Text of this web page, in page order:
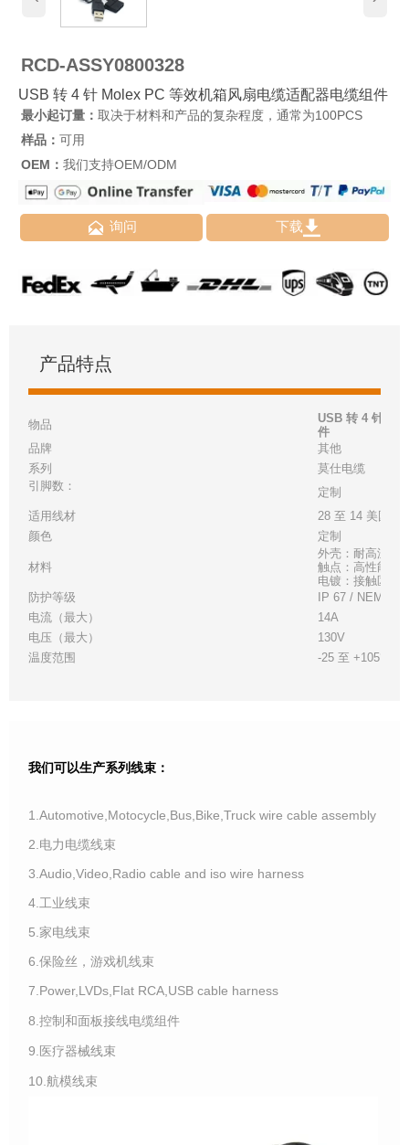
RCD-ASSY0800328
USB 转 4 针 Molex PC 等效机箱风扇电缆适配器电缆组件
最小起订量： 取决于材料和产品的复杂程度，通常为100PCS
样品： 可用
OEM： 我们支持OEM/ODM
 询问 下载
产品特点
物品
USB 转 4 针
件
品牌
其他
系列
莫仕电缆
引脚数：
定制
适用线材
28 至 14 美国线
颜色
定制
材料
外壳：耐高温白
触点：高性能铜
电镀：接触区 -
防护等级
IP 67 / NEMA 6P
电流（最大）
14A
电压（最大）
130V
温度范围
-25 至 +105°C
我们可以生产系列线束：
1.Automotive,Motocycle,Bus,Bike,Truck wire cable assembly
2.电力电缆线束
3.Audio,Video,Radio cable and iso wire harness
4.工业线束
5.家电线束
6.保险丝，游戏机线束
7.Power,LVDs,Flat RCA,USB cable harness
8.控制和面板接线电缆组件
9.医疗器械线束
10.航模线束